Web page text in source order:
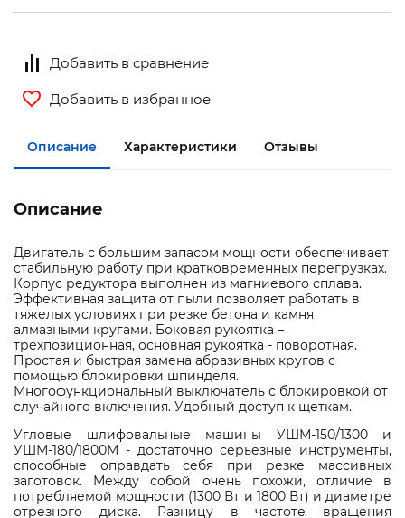
Добавить в сравнение
Добавить в избранное
Описание Характеристики Отзывы
Описание
Двигатель с большим запасом мощности обеспечивает
стабильную работу при кратковременных перегрузках.
Корпус редуктора выполнен из магниевого сплава.
Эффективная защита от пыли позволяет работать в
тяжелых условиях при резке бетона и камня
алмазными кругами. Боковая рукоятка –
трехпозиционная, основная рукоятка - поворотная.
Простая и быстрая замена абразивных кругов с
помощью блокировки шпинделя.
Многофункциональный выключатель с блокировкой от
случайного включения. Удобный доступ к щеткам.
Угловые шлифовальные машины УШМ-150/1300 и
УШМ-180/1800М - достаточно серьезные инструменты,
способные оправдать себя при резке массивных
заготовок. Между собой очень похожи, отличие в
потребляемой мощности (1300 Вт и 1800 Вт) и диаметре
отрезного диска. Разницу в частоте вращения